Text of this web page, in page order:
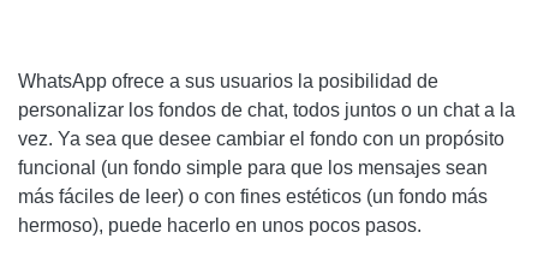
WhatsApp ofrece a sus usuarios la posibilidad de
personalizar los fondos de chat, todos juntos o un chat a la
vez. Ya sea que desee cambiar el fondo con un propósito
funcional (un fondo simple para que los mensajes sean
más fáciles de leer) o con fines estéticos (un fondo más
hermoso), puede hacerlo en unos pocos pasos.